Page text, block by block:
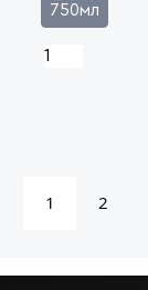
750мл
1 2